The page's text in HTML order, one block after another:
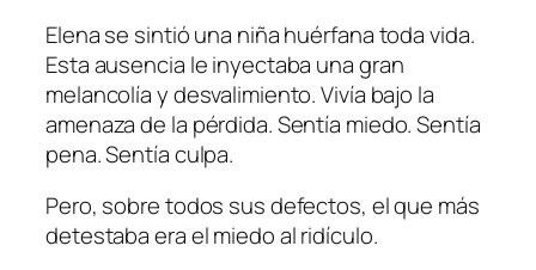
Elena se sintió una niña huérfana toda vida.
Esta ausencia le inyectaba una gran
melancolía y desvalimiento. Vivía bajo la
amenaza de la pérdida. Sentía miedo. Sentía
pena. Sentía culpa.
Pero, sobre todos sus defectos, el que más
detestaba era el miedo al ridículo.